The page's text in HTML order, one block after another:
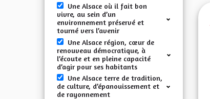
Une Alsace où il fait bon
vivre, au sein d’un
environnement préservé et
tourné vers l’avenir
Une Alsace région, cœur de
renouveau démocratique, à
l’écoute et en pleine capacité
d’agir pour ses habitants
Une Alsace terre de tradition,
de culture, d’épanouissement et
de rayonnement